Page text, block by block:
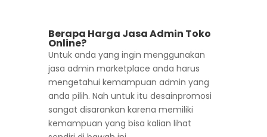
Berapa Harga Jasa Admin Toko
Online?
Untuk anda yang ingin menggunakan
jasa admin marketplace anda harus
mengetahui kemampuan admin yang
anda pilih. Nah untuk itu desainpromosi
sangat disarankan karena memiliki
kemampuan yang bisa kalian lihat